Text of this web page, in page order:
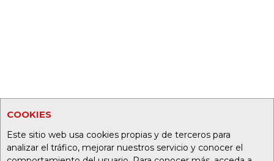
COOKIES
Este sitio web usa cookies propias y de terceros para
analizar el tráfico, mejorar nuestros servicio y conocer el